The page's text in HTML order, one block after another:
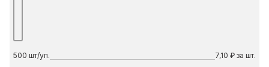
500 шт/уп. 7,10 ₽ за шт.